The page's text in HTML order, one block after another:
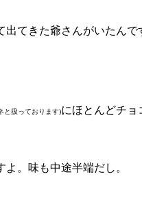
てきた爺さんがいたんで
と扱っております)にほとんどチョ
。味も中途半端だし。